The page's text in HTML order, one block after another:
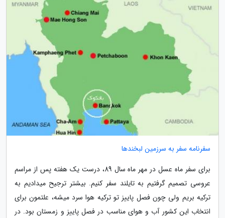
سفرنامه سفر به سرزمین لبخندها
برای سفر ماه عسل در مهر ماه سال 89، درست یک هفته پس از مراسم
عروسی تصمیم گرفتیم به تایلند سفر کنیم. بیشتر ترجیح میدادیم به
ترکیه بریم ولی چون فصل پاییز تو ترکیه هوا سرد میشه، علتمون برای
انتخاب این کشور آب و هوای مناسب در فصل پاییز و زمستان بود. در